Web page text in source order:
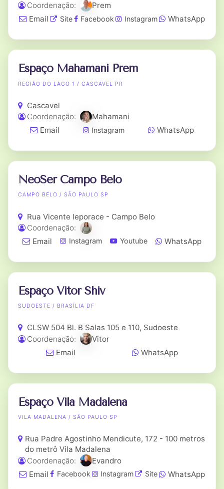
Coordenação:
Prem
Email
Site Facebook Instagram WhatsApp
Espaço Mahamani Prem
REGIÃO DO LAGO 1 / CASCAVEL PR
Cascavel
Coordenação:
Mahamani
Email
Instagram WhatsApp
NeoSer Campo Belo
CAMPO BELO / SÃO PAULO SP
Rua Vicente leporace - Campo Belo
Coordenação:
Email
Instagram Youtube WhatsApp
Espaço Vitor Shiv
SUDOESTE / BRASÍLIA DF
CLSW 504 Bl. B Salas 105 e 110, Sudoeste
Coordenação:
Vitor
Email
WhatsApp
Espaço Vila Madalena
VILA MADALENA / SÃO PAULO SP
Rua Padre Agostinho Mendicute, 172 - 100 metros
do metrô Vila Madalena
Coordenação:
Evandro
Email
Facebook Instagram Site WhatsApp